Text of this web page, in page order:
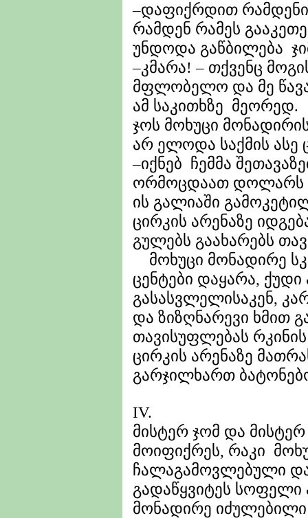
–დაფიქრდით
რამდენ რამეს
უნდოდა გაწბილება
–კმარა! – თქვენც
მფლობელო და მე
ამ საკითხზე მეორედ.
ჯოს მოხუცი
არ ელოდა საქმის ასე
–იქნებ ჩემმა
ორმოცდაათ დოლარს
ის გალიაში
ცირკის არენაზე
გულებს გაახარებს
მოხუცი მონადირე
ცენტები დაყარა,
გასასვლელისაკენ,
და ზიზღნარევი ხმით
თავისუფლებას
ცირკის არენაზე
გარჯილხართ
IV.
მისტერ ჯომ და მისტერ
მოიფიქრეს, რაკი
ჩალაგამოვლებული
გადაწყვიტეს სოფელი
მონადირე